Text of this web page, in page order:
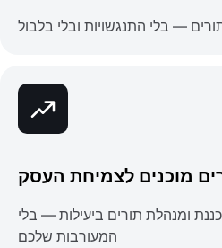
מוכנים לצמיחת העסק
ומנהלת תורים ביעילות — בלי
המעורבות שלכם